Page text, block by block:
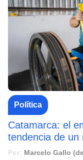
Política
Catamarca: el
tendencia de un
Por: Marcelo Gallo